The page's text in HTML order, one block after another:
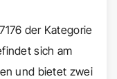
der Kategorie
sich am
und bietet zwei